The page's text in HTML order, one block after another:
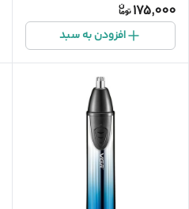
175,000
افزودن به سبد